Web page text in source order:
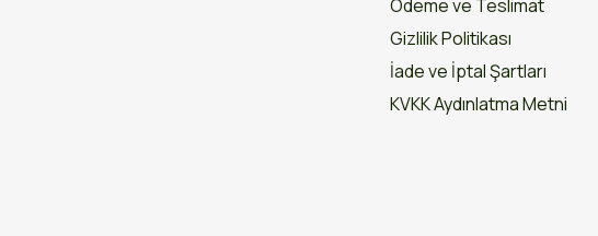
Ödeme ve Teslimat
Gizlilik Politikası
İade ve İptal Şartları
KVKK Aydınlatma Metni